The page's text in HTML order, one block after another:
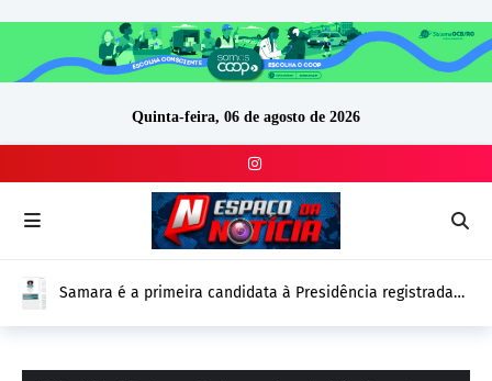
Quinta-feira, 06 de agosto de 2026
Drone com explosivos é encontrado ao lado de cargueiro
Europa